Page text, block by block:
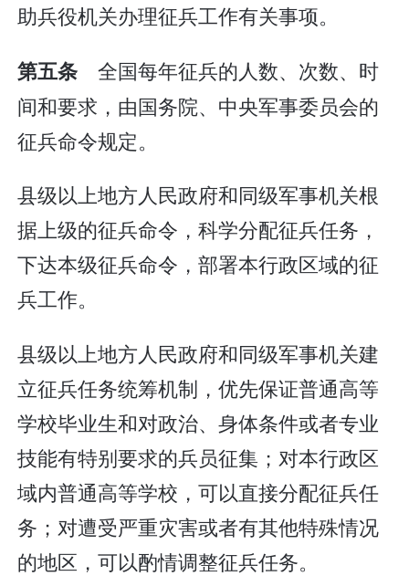
助兵役机关办理征兵工作有关事项。
第五条 全国每年征兵的人数、次数、时
间和要求，由国务院、中央军事委员会的
征兵命令规定。
县级以上地方人民政府和同级军事机关根
据上级的征兵命令，科学分配征兵任务，
下达本级征兵命令，部署本行政区域的征
兵工作。
县级以上地方人民政府和同级军事机关建
立征兵任务统筹机制，优先保证普通高等
学校毕业生和对政治、身体条件或者专业
技能有特别要求的兵员征集；对本行政区
域内普通高等学校，可以直接分配征兵任
务；对遭受严重灾害或者有其他特殊情况
的地区，可以酌情调整征兵任务。